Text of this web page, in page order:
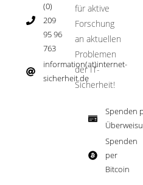
(0)
209
95 96
763
information(at)internet-
sicherheit.de ​
für aktive
Forschung
an aktuellen
Problemen
der IT-
Sicherheit!​
Spenden
Spenden
per
Bitcoin​